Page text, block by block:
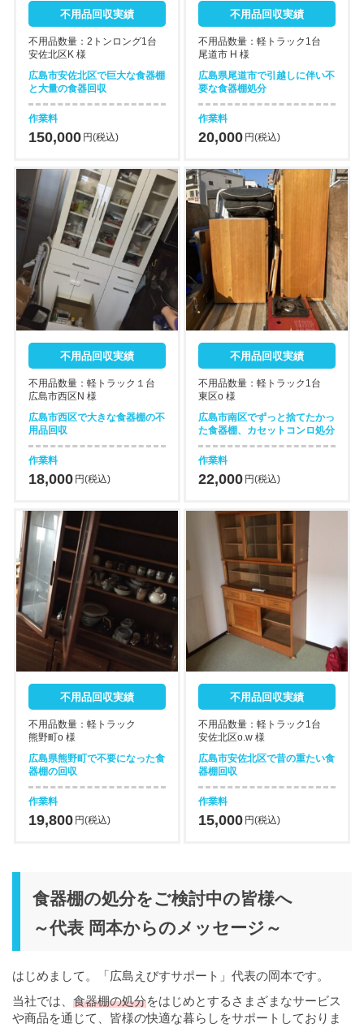
不用品回収実績
不用品数量：2トンロング1台
安佐北区K 様
広島市安佐北区で巨大な食器棚
と大量の食器回収
作業料
150,000 円(税込)
不用品回収実績
不用品数量：軽トラック1台
尾道市 H 様
広島県尾道市で引越しに伴い不
要な食器棚処分
作業料
20,000 円(税込)
不用品回収実績
不用品数量：軽トラック１台
広島市西区N 様
広島市西区で大きな食器棚の不
用品回収
作業料
18,000 円(税込)
不用品回収実績
不用品数量：軽トラック1台
東区o 様
広島市南区でずっと捨てたかっ
た食器棚、カセットコンロ処分
作業料
22,000 円(税込)
不用品回収実績
不用品数量：軽トラック
熊野町o 様
広島県熊野町で不要になった食
器棚の回収
作業料
19,800 円(税込)
不用品回収実績
不用品数量：軽トラック1台
安佐北区o.w 様
広島市安佐北区で昔の重たい食
器棚回収
作業料
15,000 円(税込)
食器棚の処分をご検討中の皆様へ
～代表 岡本からのメッセージ～
はじめまして。「広島えびすサポート」代表の岡本です。
当社では、 食器棚の処分をはじめとするさまざまなサービス
や商品を通じて、皆様の快適な暮らしをサポートしておりま